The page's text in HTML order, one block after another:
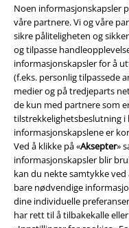
Noen informasjonskapsler
våre partnere. Vi og våre
sikre påliteligheten og
og tilpasse
informasjonskapsler for å
(f.eks. personlig tilpassede
medier og på tredjeparts
de kun med partnere som
tilstrekkelighetsbeslutning i
informasjonskapslene er
Ved å klikke på «Aksepter»
informasjonskapsler blir
kan du nekte samtykke ved
bare nødvendige
dine individuelle
har rett til å tilbakekalle
Juridisk
Vilkår
Impressum
Konfidensialitetserklæring
Avfallshåndtering og